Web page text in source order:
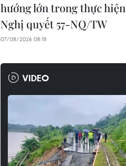
hướng lớn trong thực hiện
Nghị quyết 57-NQ/TW
07/08/2026 08:18
VIDEO